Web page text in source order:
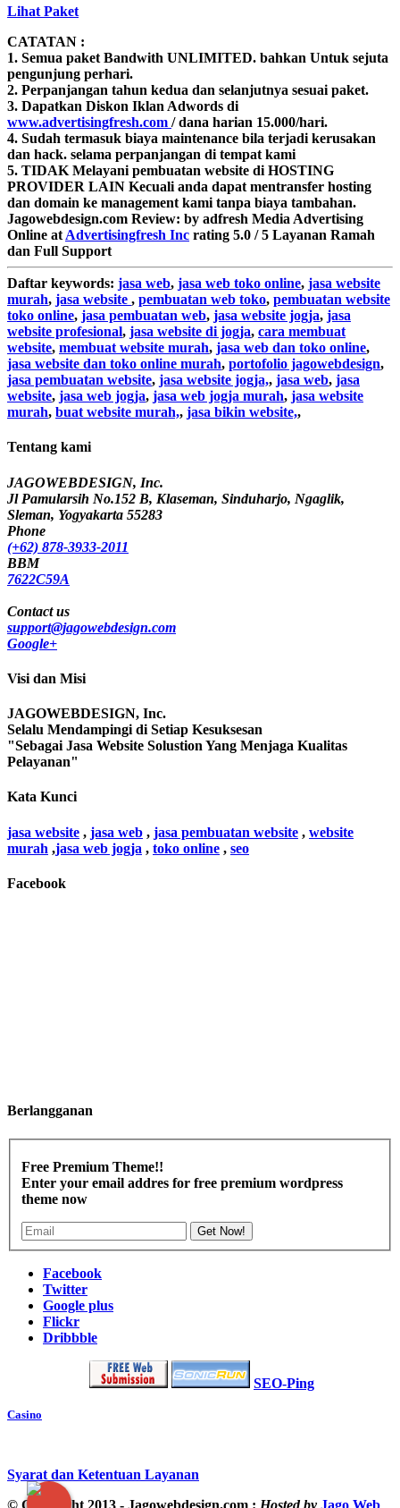
Lihat Paket
CATATAN :
1. Semua paket Bandwith UNLIMITED. bahkan Untuk sejuta
pengunjung perhari.
2. Perpanjangan tahun kedua dan selanjutnya sesuai paket.
3. Dapatkan Diskon Iklan Adwords di
www.advertisingfresh.com / dana harian 15.000/hari.
4. Sudah termasuk biaya maintenance bila terjadi kerusakan
dan hack. selama perpanjangan di tempat kami
5. TIDAK Melayani pembuatan website di HOSTING
PROVIDER LAIN Kecuali anda dapat mentransfer hosting
dan domain ke management kami tanpa biaya tambahan.
Jagowebdesign.com Review: by adfresh Media Advertising
Online at Advertisingfresh Inc rating 5.0 /5 Layanan Ramah
dan Full Support
Daftar keywords: jasa web, jasa web toko online, jasa website
murah, jasa website , pembuatan web toko, pembuatan website
toko online, jasa pembuatan web, jasa website jogja, jasa
website profesional, jasa website di jogja, cara membuat
website, membuat website murah, jasa web dan toko online,
jasa website dan toko online murah, portofolio jagowebdesign,
jasa pembuatan website, jasa website jogja,, jasa web, jasa
website, jasa web jogja, jasa web jogja murah, jasa website
murah, buat website murah,, jasa bikin website,,
Tentang kami
JAGOWEBDESIGN, Inc.
Jl Pamularsih No.152 B, Klaseman, Sinduharjo, Ngaglik,
Sleman, Yogyakarta 55283
Phone
(+62) 878-3933-2011
BBM
7622C59A
Contact us
support@jagowebdesign.com
Google+
Visi dan Misi
JAGOWEBDESIGN, Inc.
Selalu Mendampingi di Setiap Kesuksesan
"Sebagai Jasa Website Solustion Yang Menjaga Kualitas
Pelayanan"
Kata Kunci
jasa website , jasa web , jasa pembuatan website , website
murah ,jasa web jogja , toko online , seo
Facebook
Berlangganan
Free Premium Theme!!
Enter your email addres for free premium wordpress
theme now
Get Now!
Facebook
Twitter
Google plus
Flickr
Dribbble
SEO-Ping
Casino
Syarat dan Ketentuan Layanan